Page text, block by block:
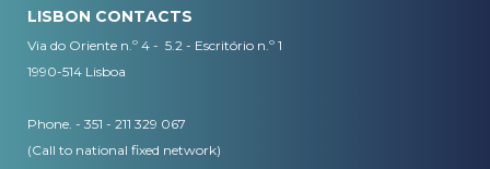
LISBON CONTACTS
Via do Oriente n.º 4 - 5.2 - Escritório n.º 1
1990-514 Lisboa
Phone. - 351 - 211 329 067
(Call to national fixed network)